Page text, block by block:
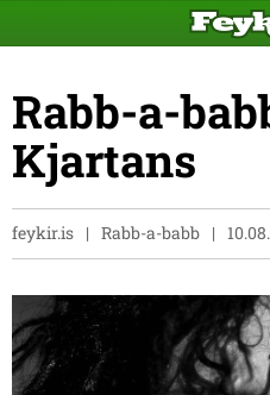
Rabb-a-
Kjartans
feykir.is Rabb-a-babb